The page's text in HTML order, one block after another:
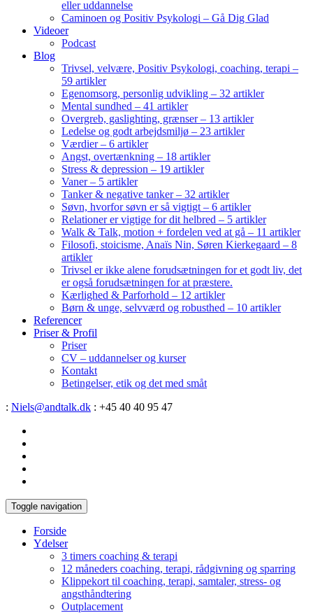
eller uddannelse
Caminoen og Positiv Psykologi – Gå Dig Glad
Videoer
Podcast
Blog
Trivsel, velvære, Positiv Psykologi, coaching, terapi –
59 artikler
Egenomsorg, personlig udvikling – 32 artikler
Mental sundhed – 41 artikler
Overgreb, gaslighting, grænser – 13 artikler
Ledelse og godt arbejdsmiljø – 23 artikler
Værdier – 6 artikler
Angst, overtænkning – 18 artikler
Stress & depression – 19 artikler
Vaner – 5 artikler
Tanker & negative tanker – 32 artikler
Søvn, hvorfor søvn er så vigtigt – 6 artikler
Relationer er vigtige for dit helbred – 5 artikler
Walk & Talk, motion + fordelen ved at gå – 11 artikler
Filosofi, stoicisme, Anaïs Nin, Søren Kierkegaard – 8
artikler
Trivsel er ikke alene forudsætningen for et godt liv, det
er også forudsætningen for at præstere.
Kærlighed & Parforhold – 12 artikler
Børn & unge, selvværd og robusthed – 10 artikler
Referencer
Priser & Profil
Priser
CV – uddannelser og kurser
Kontakt
Betingelser, etik og det med småt
: Niels@andtalk.dk : +45 40 40 95 47
Toggle navigation
Forside
Ydelser
3 timers coaching & terapi
12 måneders coaching, terapi, rådgivning og sparring
Klippekort til coaching, terapi, samtaler, stress- og
angsthåndtering
Outplacement